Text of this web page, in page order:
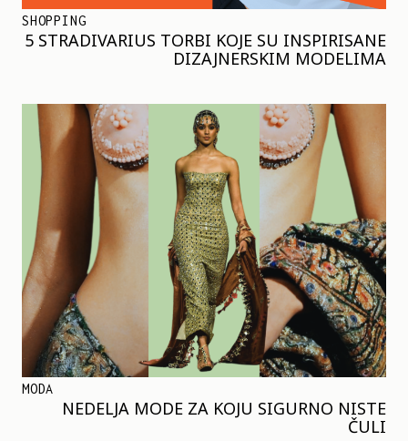
SHOPPING
5 STRADIVARIUS TORBI KOJE SU INSPIRISANE
DIZAJNERSKIM MODELIMA
MODA
NEDELJA MODE ZA KOJU SIGURNO NISTE
ČULI